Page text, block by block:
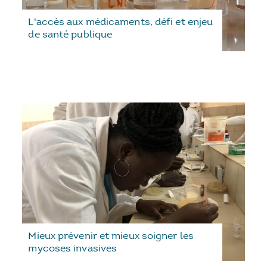
L'accès aux médicaments, défi et enjeu
de santé publique
Mieux prévenir et mieux soigner les
mycoses invasives